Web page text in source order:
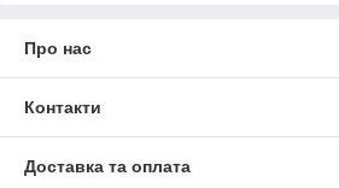
Про нас
Контакти
Доставка та оплата